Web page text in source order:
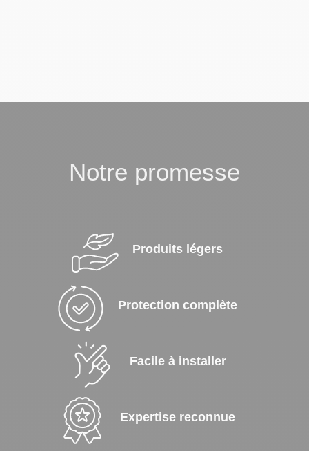
Notre promesse
Produits légers
Protection complète
Facile à installer
Expertise reconnue